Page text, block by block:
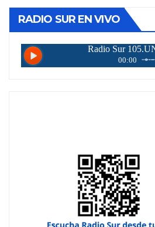
RADIO SUR EN VIVO